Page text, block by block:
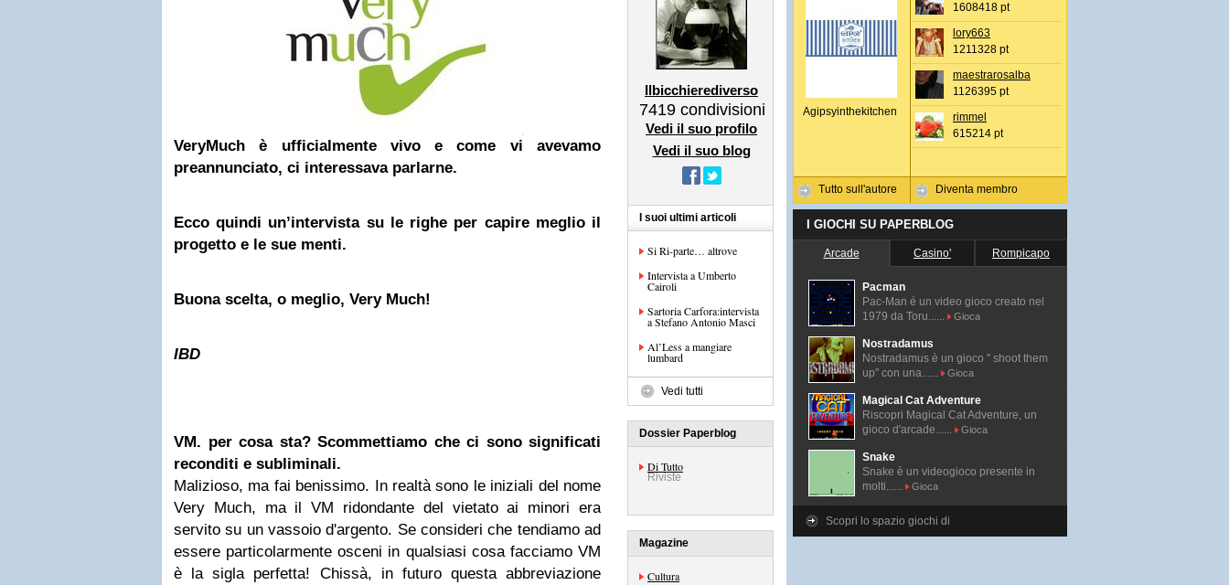
VeryMuch è ufficialmente vivo e come vi avevamo
preannunciato, ci interessava parlarne.
Ecco quindi un’intervista su le righe per capire meglio il
progetto e le sue menti.
Buona scelta, o meglio, Very Much!
IBD
VM. per cosa sta? Scommettiamo che ci sono significati
reconditi e subliminali.
Malizioso, ma fai benissimo. In realtà sono le iniziali del nome
Very Much, ma il VM ridondante del vietato ai minori era
servito su un vassoio d'argento. Se consideri che tendiamo ad
essere particolarmente osceni in qualsiasi cosa facciamo VM
è la sigla perfetta! Chissà, in futuro questa abbreviazione
Ilbicchierediverso
7419 condivisioni
Vedi il suo profilo
Vedi il suo blog
I suoi ultimi articoli
Si Ri-parte… altrove
Intervista a Umberto
Cairoli
Sartoria Carfora:intervista
a Stefano Antonio Masci
Al’Less a mangiare
lumbard
Vedi tutti
Dossier Paperblog
Di Tutto
Riviste
Magazine
Cultura
Agipsyinthekitchen
Tutto sull'autore
1608418 pt
lory663
1211328 pt
maestrarosalba
1126395 pt
rimmel
615214 pt
Diventa membro
I GIOCHI SU PAPERBLOG
Arcade Casino' Rompicapo
Pacman
Pac-Man é un video gioco creato nel
1979 da Toru......
Gioca
Nostradamus
Nostradamus è un gioco " shoot them
up" con una......
Gioca
Magical Cat Adventure
Riscopri Magical Cat Adventure, un
gioco d'arcade......
Gioca
Snake
Snake è un videogioco presente in
molti......
Gioca
Scopri lo spazio giochi di